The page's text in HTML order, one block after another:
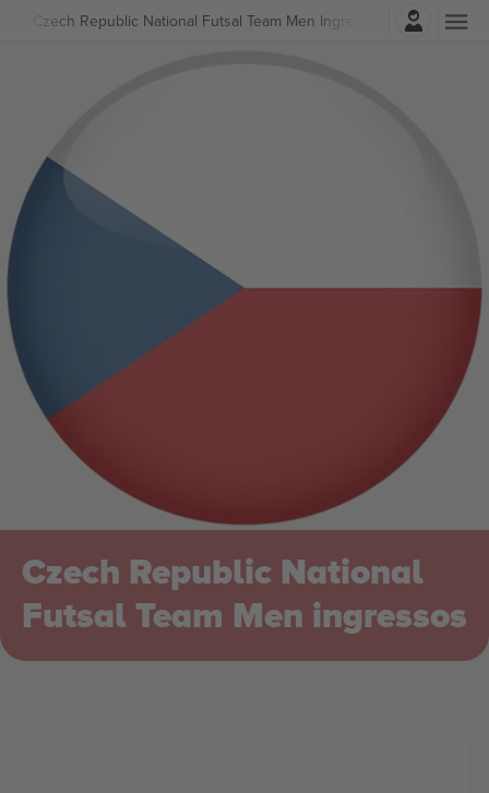
Czech Republic National Futsal Team Men Ingressos
Entrar
Czech Republic National
Futsal Team Men ingressos